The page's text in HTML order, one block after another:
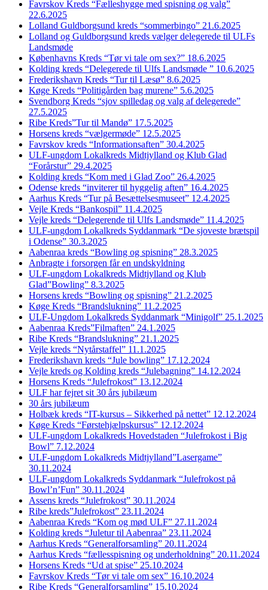
Favrskov Kreds “Fælleshygge med spisning og valg”
22.6.2025
Lolland Guldborgsund kreds “sommerbingo” 21.6.2025
Lolland og Guldborgsund kreds vælger delegerede til ULFs
Landsmøde
Københavns Kreds “Tør vi tale om sex?” 18.6.2025
Kolding kreds “Delegerede til Ulfs Landsmøde ” 10.6.2025
Frederikshavn Kreds “Tur til Læsø” 8.6.2025
Køge Kreds “Politigården bag murene” 5.6.2025
Svendborg Kreds “sjov spilledag og valg af delegerede”
27.5.2025
Ribe Kreds”Tur til Mandø” 17.5.2025
Horsens kreds “vælgermøde” 12.5.2025
Favrskov kreds “Informationsaften” 30.4.2025
ULF-ungdom Lokalkreds Midtjylland og Klub Glad
“Forårstur” 29.4.2025
Kolding kreds “Kom med i Glad Zoo” 26.4.2025
Odense kreds “inviterer til hyggelig aften” 16.4.2025
Aarhus Kreds “Tur på Besættelsesmuseet” 12.4.2025
Vejle Kreds “Bankospil” 11.4.2025
Vejle kreds “Delegerende til Ulfs Landsmøde” 11.4.2025
ULF-ungdom Lokalkreds Syddanmark “De sjoveste brætspil
i Odense” 30.3.2025
Aabenraa kreds “Bowling og spisning” 28.3.2025
Anbragte i forsorgen får en undskyldning
ULF-ungdom Lokalkreds Midtjylland og Klub
Glad”Bowling” 8.3.2025
Horsens kreds “Bowling og spisning” 21.2.2025
Køge Kreds “Brandslukning” 11.2.2025
ULF-Ungdom Lokalkreds Syddanmark “Minigolf” 25.1.2025
Aabenraa Kreds”Filmaften” 24.1.2025
Ribe Kreds “Brandslukning” 21.1.2025
Vejle kreds “Nytårstaffel” 11.1.2025
Frederikshavn kreds “Jule bowling” 17.12.2024
Vejle kreds og Kolding kreds “Julebagning” 14.12.2024
Horsens Kreds “Julefrokost” 13.12.2024
ULF har fejret sit 30 års jubilæum
30 års jubilæum
Holbæk kreds “IT-kursus – Sikkerhed på nettet” 12.12.2024
Køge Kreds “Førstehjælpskursus” 12.12.2024
ULF-ungdom Lokalkreds Hovedstaden “Julefrokost i Big
Bowl” 7.12.2024
ULF-ungdom Lokalkreds Midtjylland”Lasergame”
30.11.2024
ULF-ungdom Lokalkreds Syddanmark “Julefrokost på
Bowl’n’Fun” 30.11.2024
Assens kreds “Julefrokost” 30.11.2024
Ribe kreds”Julefrokost” 23.11.2024
Aabenraa Kreds “Kom og mød ULF” 27.11.2024
Kolding kreds “Juletur til Aabenraa” 23.11.2024
Aarhus Kreds “Generalforsamling” 20.11.2024
Aarhus Kreds “fællesspisning og underholdning” 20.11.2024
Horsens Kreds “Ud at spise” 25.10.2024
Favrskov Kreds “Tør vi tale om sex” 16.10.2024
Ribe Kreds “Generalforsamling” 15.10.2024